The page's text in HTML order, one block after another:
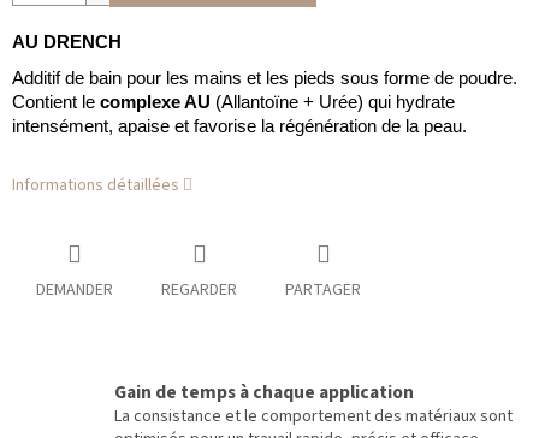
AU DRENCH
Additif de bain pour les mains et les pieds sous forme de poudre.
Contient le complexe AU (Allantoïne + Urée) qui hydrate
intensément, apaise et favorise la régénération de la peau.
Informations détaillées
DEMANDER REGARDER PARTAGER
Gain de temps à chaque application
La consistance et le comportement des matériaux sont